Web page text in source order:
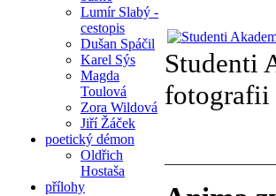
Lumír Slabý -
cestopis
Dušan Spáčil
Karel Sýs
Magda
Toulová
Zora Wildová
Jiří Žáček
poetický démon
Oldřich
Hostaša
přílohy
Studenti